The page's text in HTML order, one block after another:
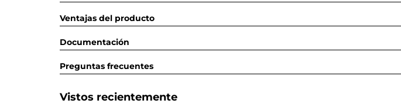
Ventajas del producto
Documentación
Preguntas frecuentes
Vistos recientemente